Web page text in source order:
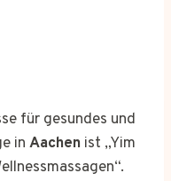
für gesundes und
in Aachen ist „Yim